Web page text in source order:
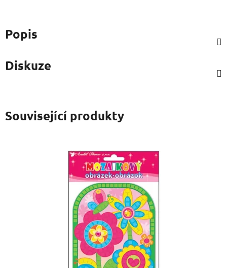
Popis
Diskuze
Související produkty